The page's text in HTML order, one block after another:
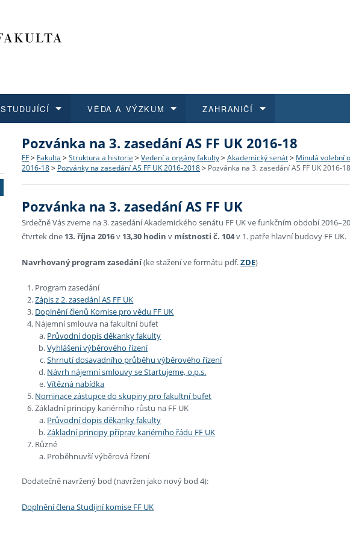
Struktura a historie
Podpora a benefity pro zaměstnance
Absolventi fakulty
Fakultní školy FF UK
Co studovat a jak se přihlásit
Informace k průběhu přijímacího řízení
STUDUJÍCÍ
Bakalářské a magisterské studium
Rigorózní řízení
VĚDA A VÝZKUM
O vědě a výzkumu na FF UK
Granty a projekty
ZAHRANIČÍ
Aktuální nabídky a výběrová řízení
Přijíždějící studenti
Vyjíždějící zaměstnanci
Pozvánka na 3. zasedání AS FF UK 2016-18
FF > Fakulta > Struktura a historie > Vedení a orgány fakulty > Akademický senát > Minulá volební
2016-18 > Pozvánky na zasedání AS FF UK 2016-2018 > Pozvánka na 3. zasedání AS FF UK 2016-18
Pozvánka na 3. zasedání AS FF UK
Srdečně Vás zveme na 3. zasedání Akademického senátu FF UK ve funkčním období
čtvrtek dne 13. října 2016v 13,30 hodin v místnosti č. 104v 1. patře hlavní budovy FF UK.
Navrhovaný program zasedání(ke stažení ve formátu pdf.ZDE)
Program zasedání
Zápis z 2. zasedání AS FF UK
Doplnění členů Komise pro vědu FF UK
Nájemní smlouva na fakultní bufet
Průvodní dopis děkanky fakulty
Vyhlášení výběrového řízení
Shrnutí dosavadního průběhu výběrového řízení
Návrh nájemní smlouvy se Startujeme, o.p.s.
Vítězná nabídka
Nominace zástupce do skupiny pro fakultní bufet
Základní principy kariérního růstu na FF UK
Průvodní dopis děkanky fakulty
Základní principy příprav kariérního řádu FF UK
Různé
Proběhnuvší výběrová řízení
Dodatečně navržený bod (navržen jako nový bod 4):
Doplnění člena Studijní komise FF UK